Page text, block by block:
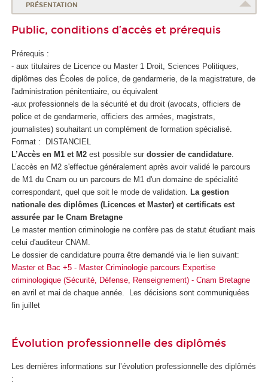
PRÉSENTATION
Public, conditions d’accès et prérequis
Prérequis :
- aux titulaires de Licence ou Master 1 Droit, Sciences Politiques,
diplômes des Écoles de police, de gendarmerie, de la magistrature, de
l'administration pénitentiaire, ou équivalent
-aux professionnels de la sécurité et du droit (avocats, officiers de
police et de gendarmerie, officiers des armées, magistrats,
journalistes) souhaitant un complément de formation spécialisé.
Format : DISTANCIEL
L’Accès en M1 et M2 est possible sur dossier de candidature
L’accès en M2 s'effectue généralement après avoir validé le parcours
de M1 du Cnam ou un parcours de M1 d'un domaine de spécialité
correspondant, quel que soit le mode de validation. La gestion
nationale des diplômes (Licences et Master) et certificats est
assurée par le Cnam Bretagne
Le master mention criminologie ne confère pas de statut étudiant mais
celui d'auditeur CNAM.
Le dossier de candidature pourra être demandé via le lien suivant:
Master et Bac +5 - Master Criminologie parcours Expertise
criminologique (Sécurité, Défense, Renseignement) - Cnam Bretagne
en avril et mai de chaque année. Les décisions sont communiquées
fin juillet
Évolution professionnelle des diplômés
Les dernières informations sur l’évolution professionnelle des diplômés
: